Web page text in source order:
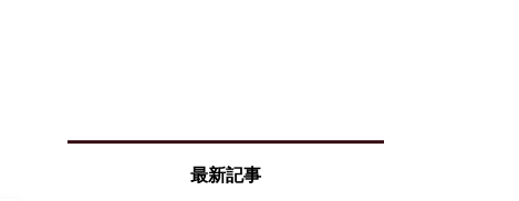
最新記事